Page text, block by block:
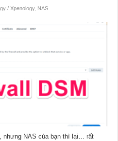
/ Xpenology, NAS
nhưng NAS của bạn thì lại… rất